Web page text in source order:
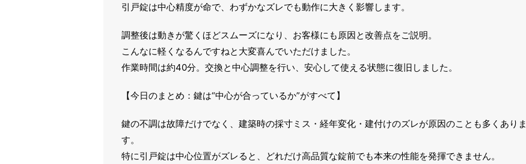
引戸錠は中心精度が命で、わずかなズレでも動作に大きく影響します。
調整後は動きが驚くほどスムーズになり、お客様にも原因と改善点をご説明。
こんなに軽くなるんですねと大変喜んでいただけました。
作業時間は約40分。交換と中心調整を行い、安心して使える状態に復旧しました。
【今日のまとめ：鍵は“中心が合っているか”がすべて】
鍵の不調は故障だけでなく、建築時の採寸ミス・経年変化・建付けのズレが原因のことも多くありま
す。
特に引戸錠は中心位置がズレると、どれだけ高品質な錠前でも本来の性能を発揮できません。